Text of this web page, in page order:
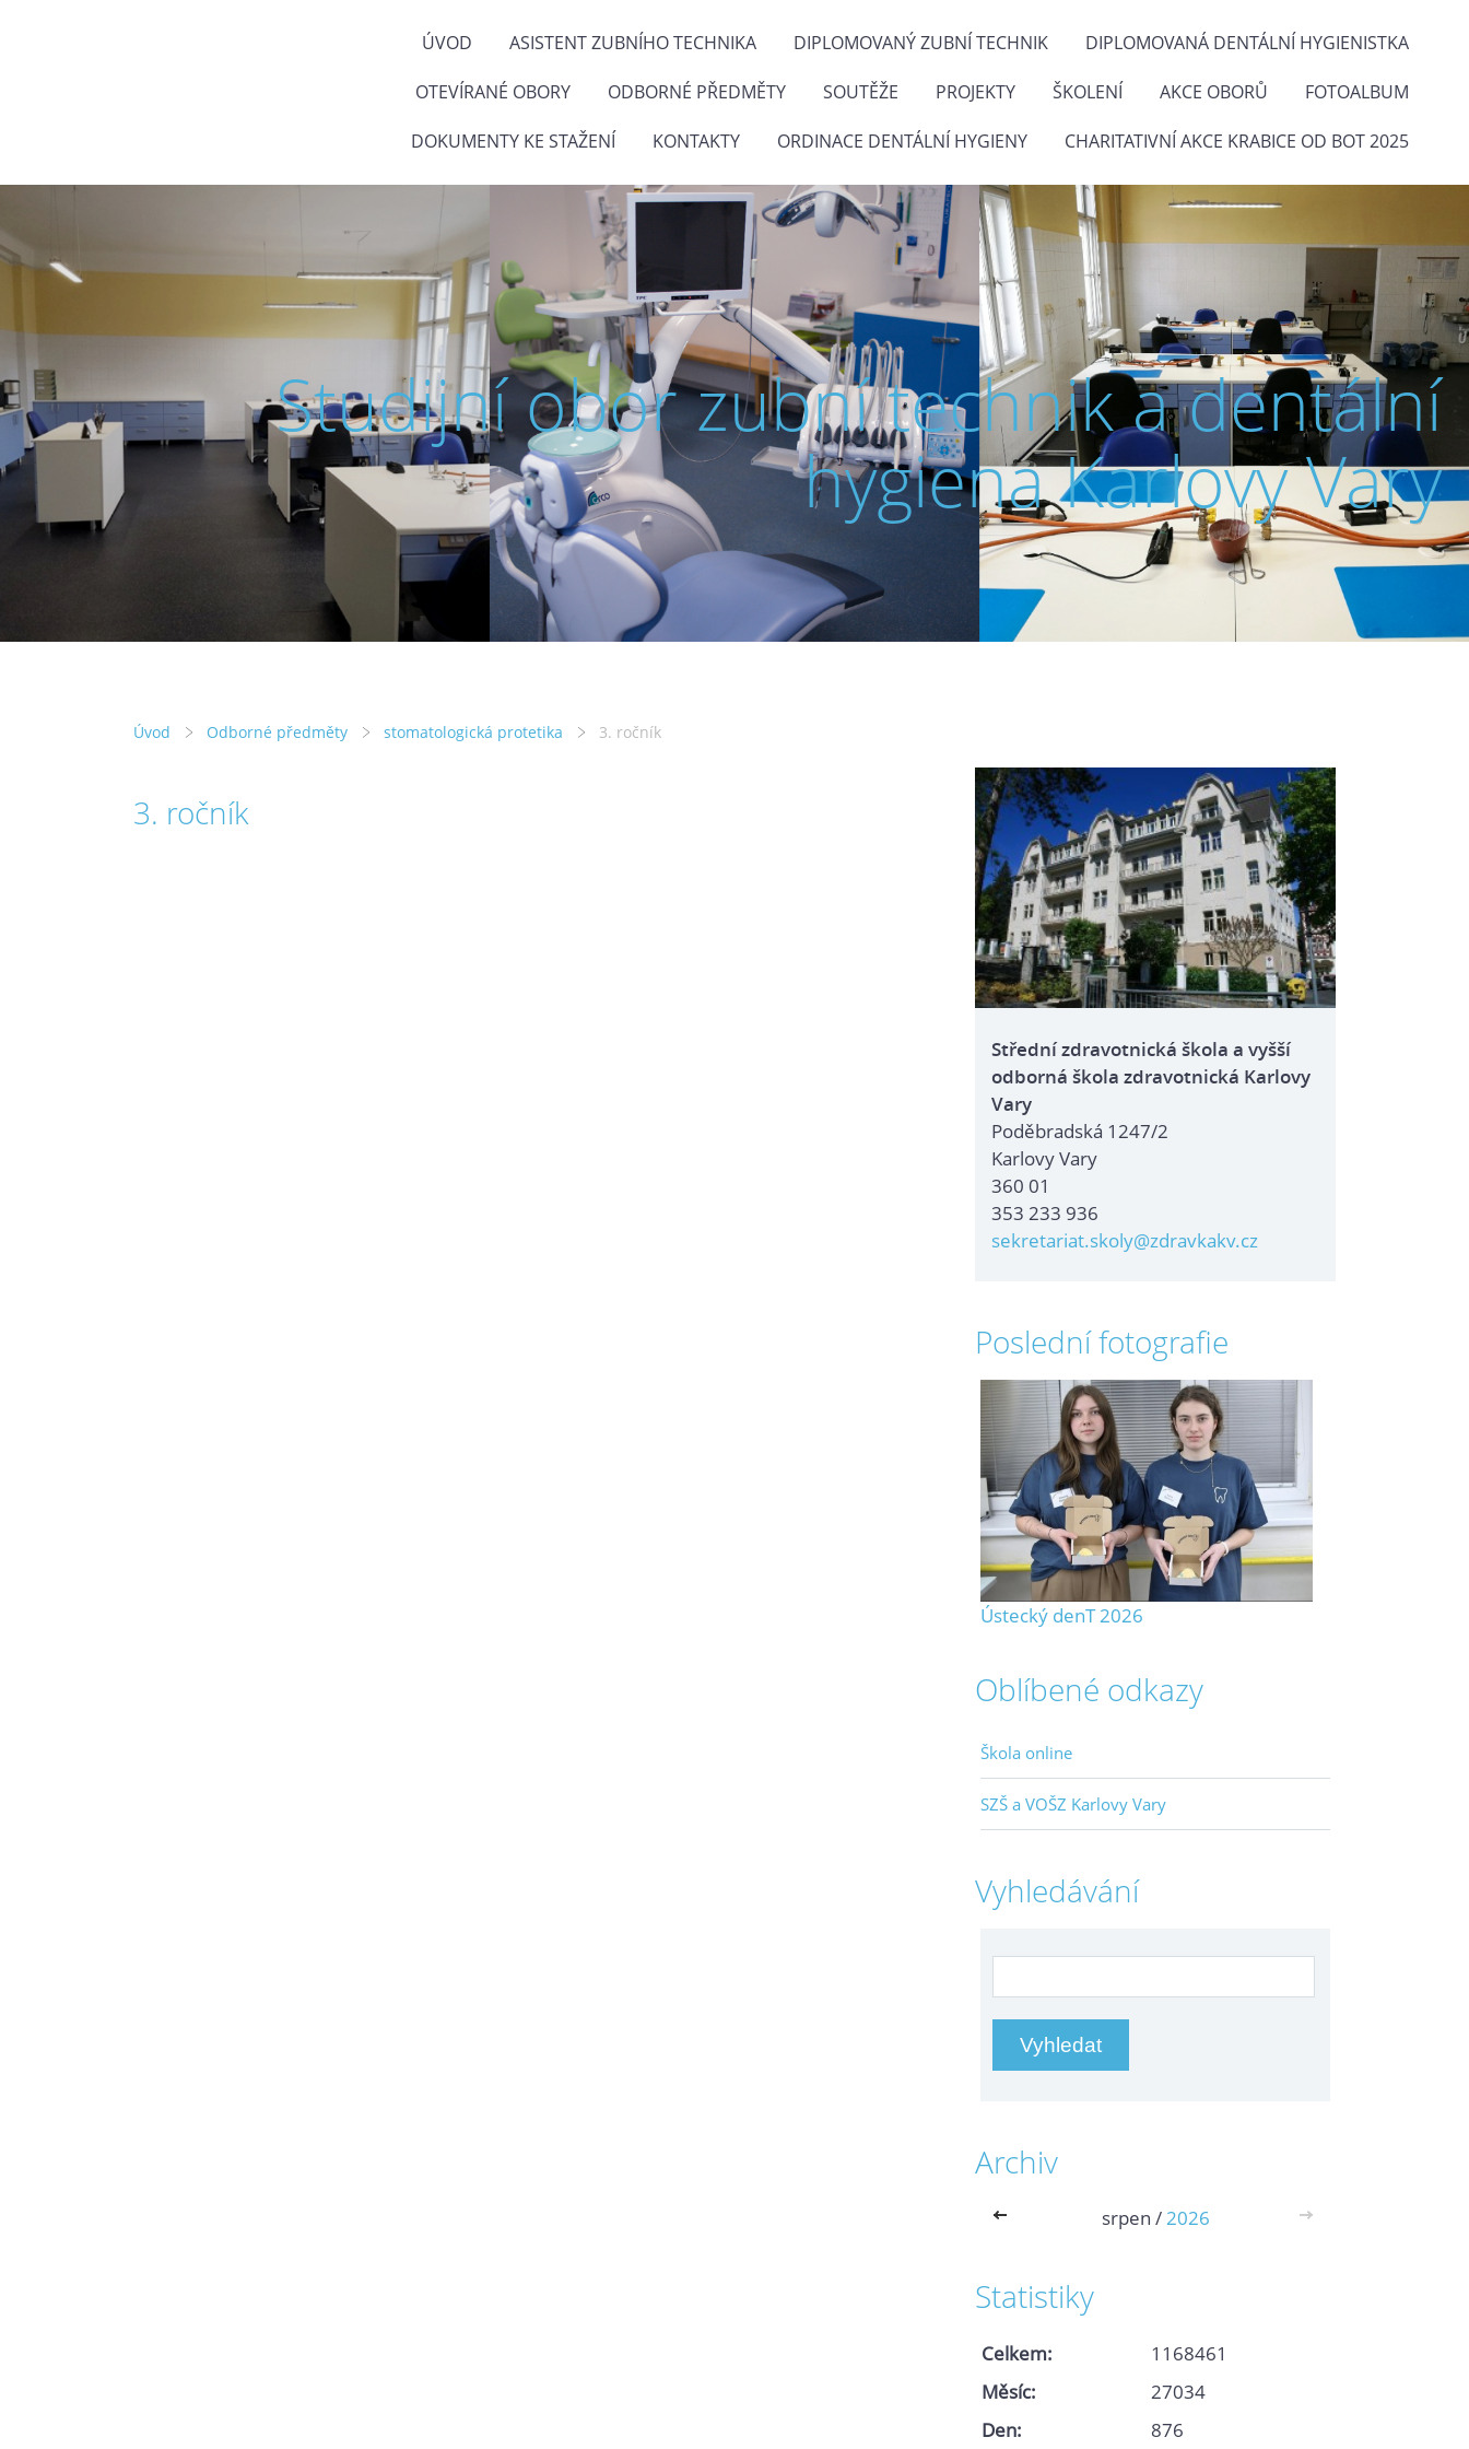
ÚVOD ASISTENT ZUBNÍHO TECHNIKA DIPLOMOVANÝ ZUBNÍ TECHNIK DIPLOMOVANÁ DENTÁLNÍ HYGIENISTKA
OTEVÍRANÉ OBORY ODBORNÉ PŘEDMĚTY SOUTĚŽE PROJEKTY ŠKOLENÍ AKCE OBORŮ FOTOALBUM
DOKUMENTY KE STAŽENÍ KONTAKTY ORDINACE DENTÁLNÍ HYGIENY CHARITATIVNÍ AKCE KRABICE OD BOT 2025
Studijní obor zubní technik a dentální
hygiena Karlovy Vary
Úvod Odborné předměty stomatologická protetika 3. ročník
3. ročník
Střední zdravotnická škola a vyšší
odborná škola zdravotnická Karlovy
Vary
Poděbradská 1247/2
Karlovy Vary
360 01
353 233 936
sekretariat.skoly@zdravkakv.cz
Poslední fotografie
Ústecký denT 2026
Oblíbené odkazy
Škola online
SZŠ a VOŠZ Karlovy Vary
Vyhledávání
Archiv
<< srpen /2026 >>
Statistiky
Celkem:
1168461
Měsíc:
27034
Den:
876